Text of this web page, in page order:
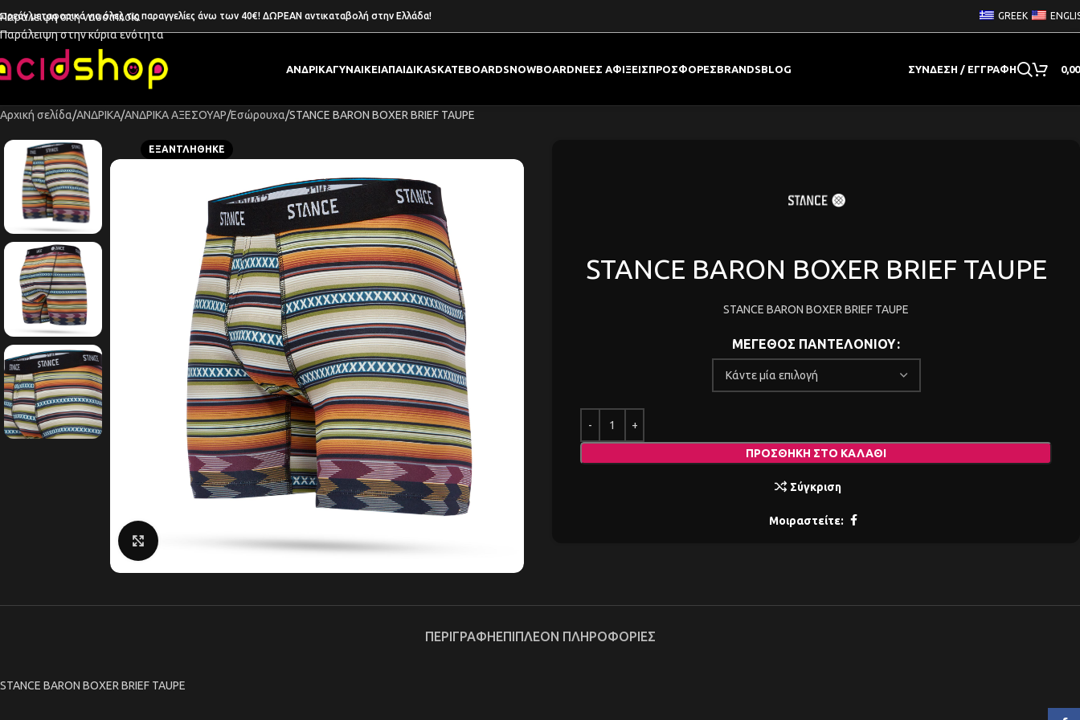
Παράλειψη στη ναυσιπλοΐα
Παράλειψη στην κύρια ενότητα
μεταφορικά για όλες τις παραγγελίες άνω των 40€! ΔΩΡΕΑΝ αντικαταβολή στην Ελλάδα! GREEK
ΑΝΔΡΙΚΑΓΥΝΑΙΚΕΙΑΠΑΙΔΙΚΑSKATEBOARDSNOWBOARDΝΕΕΣ ΑΦΙΞΕΙΣΠΡΟΣΦΟΡΕΣBRANDSBLOG ΣΎΝΔΕΣΗ / ΕΓΓΡΑΦΉ
Αρχική σελίδα ΑΝΔΡΙΚΑ ΑΝΔΡΙΚΑ ΑΞΕΣΟΥΑΡ Εσώρουχα STANCE BARON BOXER BRIEF TAUPE
ΕΞΑΝΤΛΉΘΗΚΕ
Κάντε κλικ για μεγέθυνση
STANCE BARON BOXER BRIEF TAUPE
STANCE BARON BOXER BRIEF TAUPE
ΜΕΓΕΘΟΣ ΠΑΝΤΕΛΟΝΙΟΥ
ΠΡΟΣΘΉΚΗ ΣΤΟ ΚΑΛΆΘΙ
Σύγκριση
Μοιραστείτε:
ΠΕΡΙΓΡΑΦΉΕΠΙΠΛΈΟΝ ΠΛΗΡΟΦΟΡΊΕΣ
STANCE BARON BOXER BRIEF TAUPE